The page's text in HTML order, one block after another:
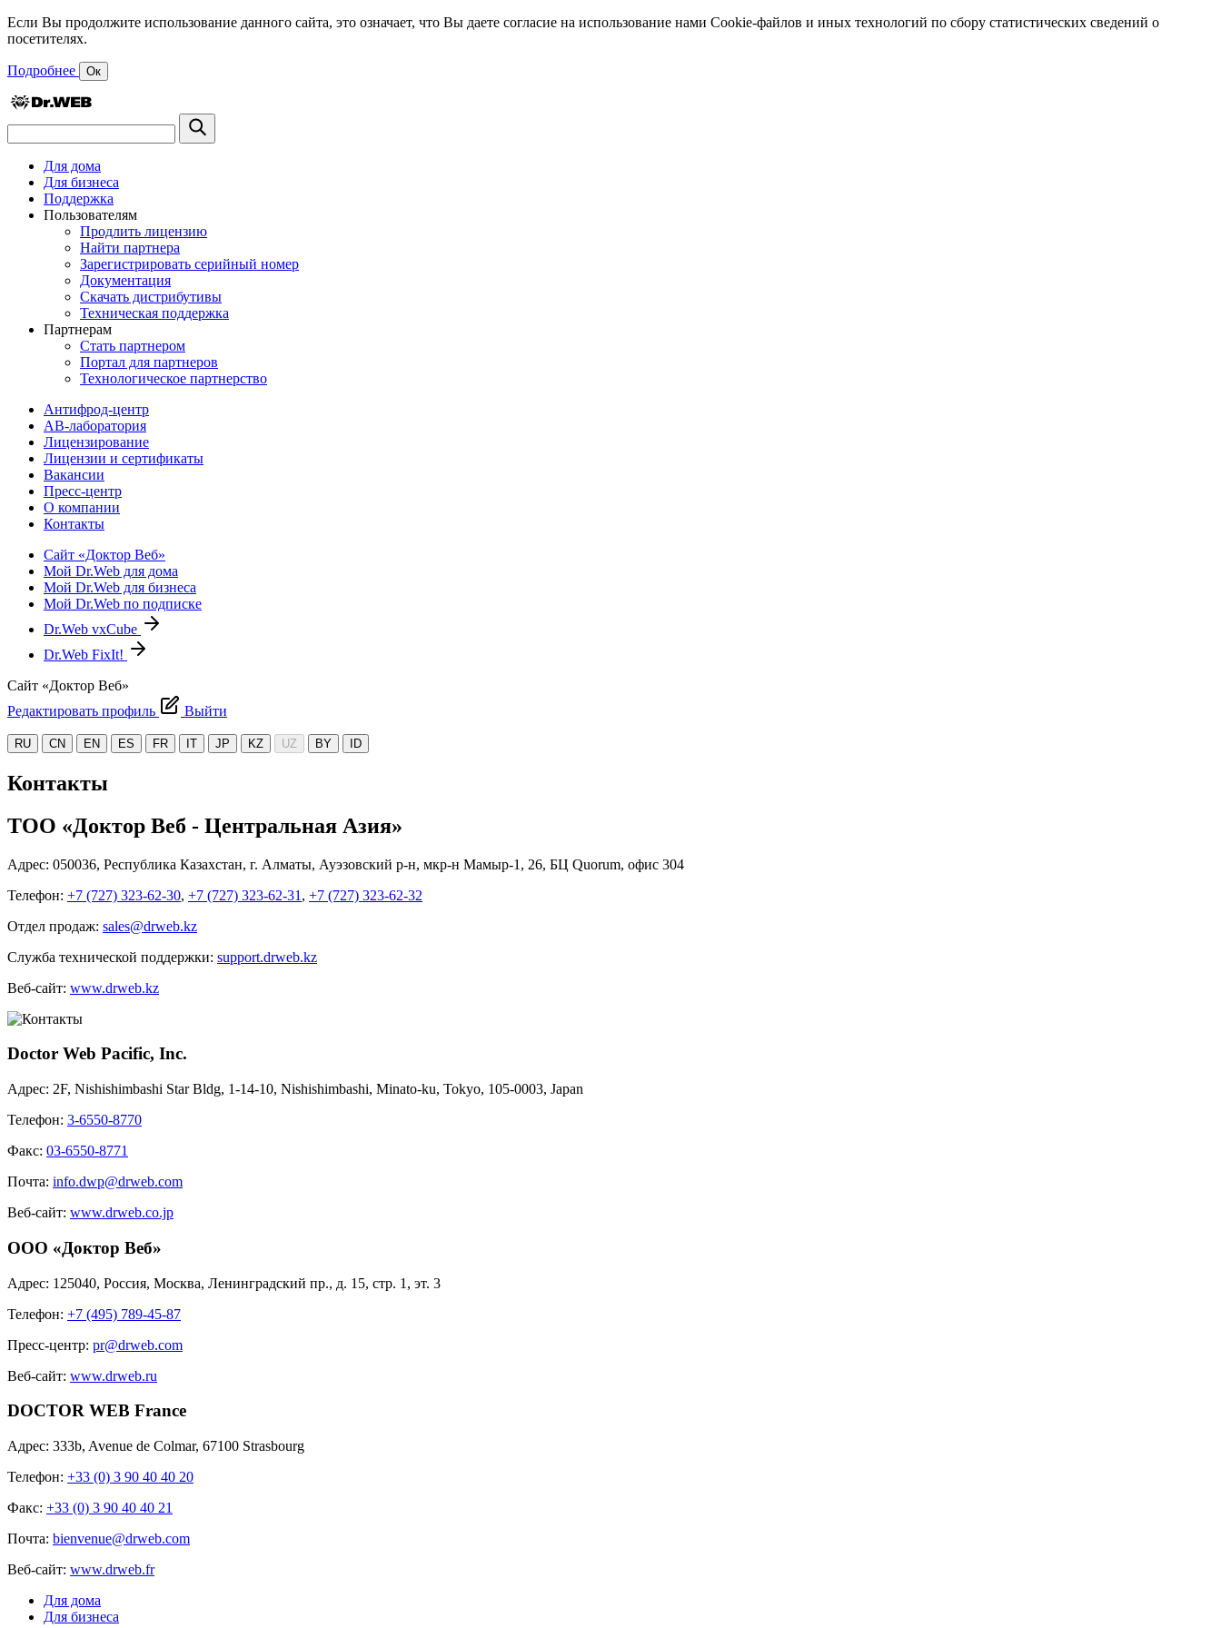
Если Вы продолжите использование данного сайта, это означает, что Вы даете согласие на использование нами Cookie-файлов и иных технологий по сбору статистических сведений о
посетителях.
Подробнее Ок
Для дома
Для бизнеса
Поддержка
Пользователям
Продлить лицензию
Найти партнера
Зарегистрировать серийный номер
Документация
Скачать дистрибутивы
Техническая поддержка
Партнерам
Стать партнером
Портал для партнеров
Технологическое партнерство
Антифрод-центр
АВ-лаборатория
Лицензирование
Лицензии и сертификаты
Вакансии
Пресс-центр
О компании
Контакты
Сайт «Доктор Веб»
Мой Dr.Web для дома
Мой Dr.Web для бизнеса
Мой Dr.Web по подписке
Dr.Web vxCube
Dr.Web FixIt!
Сайт «Доктор Веб»
Редактировать профиль
Выйти
RU CN EN ES FR IT JP KZ UZ BY ID
Контакты
ТОО «Доктор Веб - Центральная Азия»
Адрес: 050036, Республика Казахстан, г. Алматы, Ауэзовский р-н, мкр-н Мамыр-1, 26, БЦ Quorum, офис 304
Телефон: +7 (727) 323-62-30, +7 (727) 323-62-31 , +7 (727) 323-62-32
Отдел продаж: sales@drweb.kz
Служба технической поддержки: support.drweb.kz
Веб-сайт: www.drweb.kz
Doctor Web Pacific, Inc.
Адрес: 2F, Nishishimbashi Star Bldg, 1-14-10, Nishishimbashi, Minato-ku, Tokyo, 105-0003, Japan
Телефон: 3-6550-8770
Факс: 03-6550-8771
Почта: info.dwp@drweb.com
Веб-сайт: www.drweb.co.jp
ООО «Доктор Веб»
Адрес: 125040, Россия, Москва, Ленинградский пр., д. 15, стр. 1, эт. 3
Телефон: +7 (495) 789-45-87
Пресс-центр: pr@drweb.com
Веб-сайт: www.drweb.ru
DOCTOR WEB France
Адрес: 333b, Avenue de Colmar, 67100 Strasbourg
Телефон: +33 (0) 3 90 40 40 20
Факс: +33 (0) 3 90 40 40 21
Почта: bienvenue@drweb.com
Веб-сайт: www.drweb.fr
Для дома
Для бизнеса